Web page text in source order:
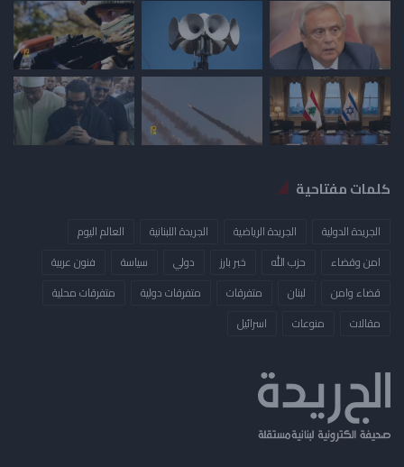
كلمات مفتاحية
الجريدة الدولية الجريدة الرياضية الجريدة اللبنانية
العالم اليوم
امن وقضاء
حزب الله خبر بارز دولي سياسة
فنون عربية
قضاء وامن
لبنان متفرقات متفرقات دولية
متفرقات محلية
مقالات
منوعات ​اسرائيل